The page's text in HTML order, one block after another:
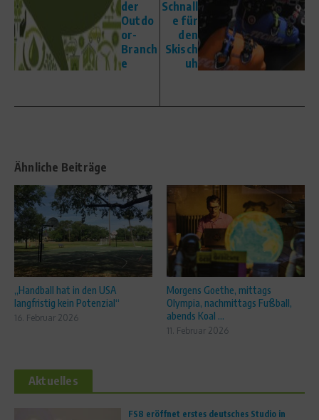
der
Outdo
or-
Branch
e
Schnall
e für
den
Skisch
uh
Ähnliche Beiträge
„Handball hat in den USA
langfristig kein Potenzial“
16. Februar 2026
Morgens Goethe, mittags
Olympia, nachmittags Fußball,
abends Koal ...
11. Februar 2026
Aktuelles
FS8 eröffnet erstes deutsches Studio in